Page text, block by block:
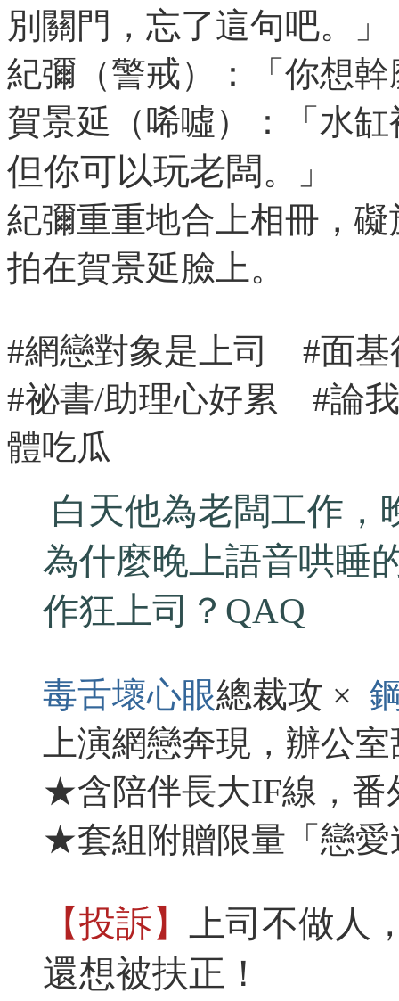
別關門，忘了這句吧。」
紀彌（警戒）：「你想幹
賀景延（唏噓）：「水
但你可以玩老闆 。」
紀彌重重地合上相冊，
拍在賀景延臉上。
#網戀對象是上司 #面基
#祕書/助理心好累 #論
體吃瓜
白天他為老闆工作
為什麼晚上語音哄睡
作狂上司？QAQ
毒舌壞心眼總裁攻 ×
上演網戀奔現，辦公
★含陪伴長大IF線，番
★套組附贈限量「戀愛
【投訴】
上司不做人
還想被扶正！